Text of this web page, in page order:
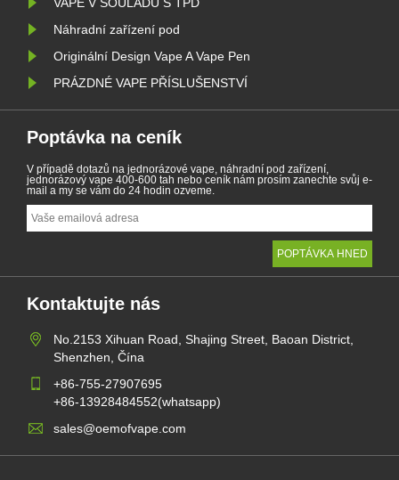
Náhradní zařízení pod
Originální Design Vape A Vape Pen
PRÁZDNÉ VAPE PŘÍSLUŠENSTVÍ
Poptávka na ceník
V případě dotazů na jednorázové vape, náhradní pod zařízení,
jednorázový vape 400-600 tah nebo ceník nám prosím zanechte svůj e-
mail a my se vám do 24 hodin ozveme.
Kontaktujte nás
No.2153 Xihuan Road, Shajing Street, Baoan District,
Shenzhen, Čína
+86-755-27907695
+86-13928484552(whatsapp)
sales@oemofvape.com